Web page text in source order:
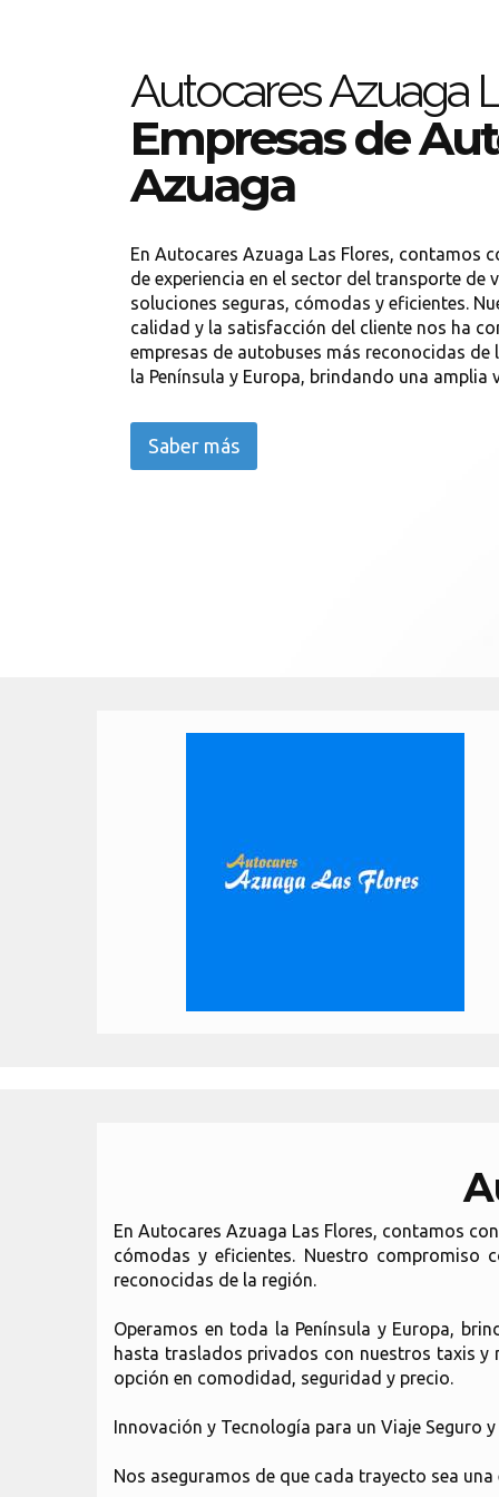
Autocares Azuaga
Empresas de
Azuaga
En Autocares Azuaga Las Flores, contamos
de experiencia en el sector del transporte de
soluciones seguras, cómodas y eficientes.
calidad y la satisfacción del cliente nos ha
empresas de autobuses más reconocidas de
la Península y Europa, brindando una amplia
Saber más
En Autocares Azuaga Las Flores, contamos
cómodas y eficientes. Nuestro compromiso
reconocidas de la región.
Operamos en toda la Península y Europa,
hasta traslados privados con nuestros taxis y
opción en comodidad, seguridad y precio.
Innovación y Tecnología para un Viaje Seguro
Nos aseguramos de que cada trayecto sea